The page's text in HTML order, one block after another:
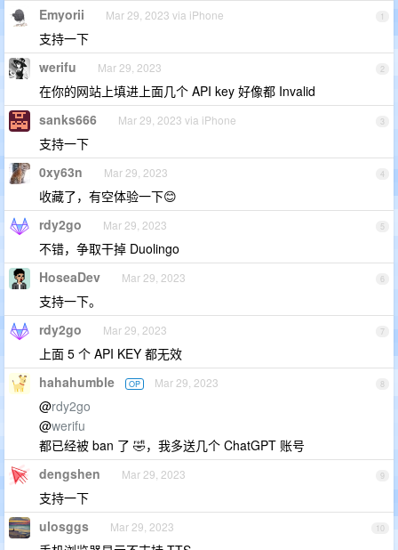
1
Emyorii Mar 29, 2023 via iPhone
支持一下
2
werifu Mar 29, 2023
在你的网站上填进上面几个 API key 好像都 Invalid
3
sanks666 Mar 29, 2023 via iPhone
支持一下
4
0xy63n Mar 29, 2023
收藏了，有空体验一下😊
5
rdy2go Mar 29, 2023
不错，争取干掉 Duolingo
6
HoseaDev Mar 29, 2023
支持一下。
7
rdy2go Mar 29, 2023
上面 5 个 API KEY 都无效
8
hahahumble OP Mar 29, 2023
@rdy2go
@werifu
都已经被 ban 了 🤣，我多送几个 ChatGPT 账号
9
dengshen Mar 29, 2023
支持一下
10
ulosggs Mar 29, 2023